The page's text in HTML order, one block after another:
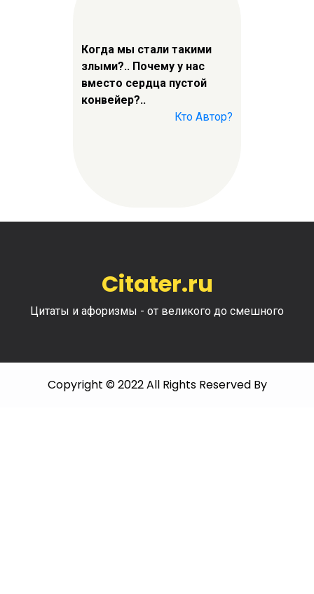
Когда мы стали такими
злыми?.. Почему у нас
вместо сердца пустой
конвейер?..
Кто Автор?
Citater.ru
Цитаты и афоризмы - от великого до смешного
Copyright © 2022 All Rights Reserved By